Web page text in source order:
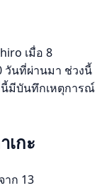
เมื่อ 8
วันที่ผ่านมา ช่วงนี้
นี้มีบันทึกเหตุการณ์
กะ
าก 13